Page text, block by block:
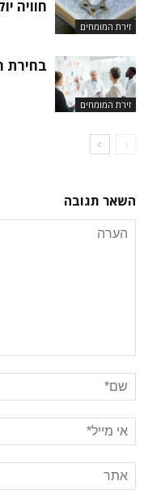
זירת המומחים
חוויה
זירת המומחים
בחירת
השאר תגובה